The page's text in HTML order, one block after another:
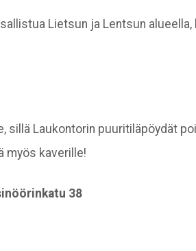
Lietsun ja Lentsun
sillä Laukontorin puuritiläpöydät
myös kaverille!
38